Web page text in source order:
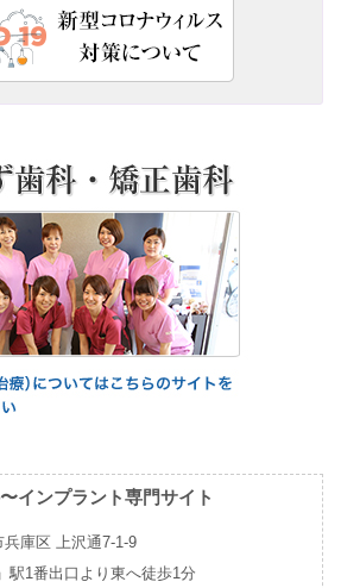
インプラント専門サイト
兵庫区
上沢通7-1-9
駅1番出口より東へ徒歩1分